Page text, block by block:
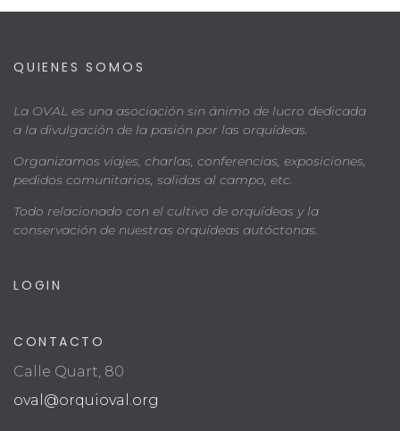
QUIENES SOMOS
La OVAL es una asociación sin ánimo de lucro dedicada
a la divulgación de la pasión por las orquídeas.
Organizamos viajes, charlas, conferencias, exposiciones,
pedidos comunitarios, salidas al campo, etc.
Todo relacionado con el cultivo de orquídeas y la
conservación de nuestras orquídeas autóctonas.
LOGIN
CONTACTO
Calle Quart, 80
oval@orquioval.org